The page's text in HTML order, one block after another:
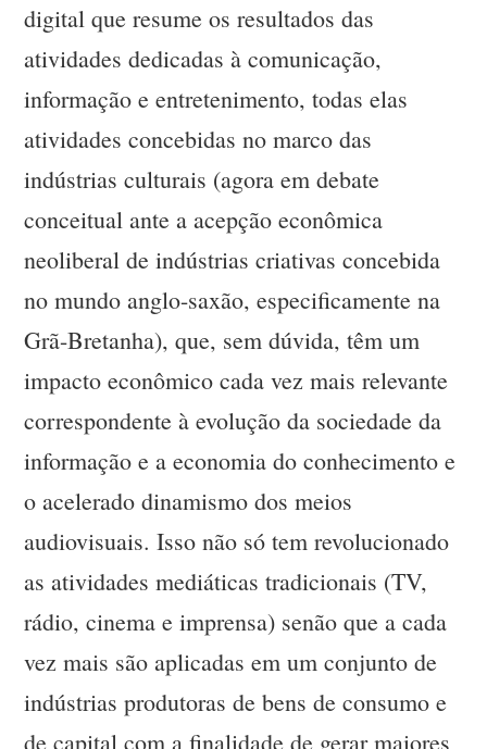
digital que resume os resultados das
atividades dedicadas à comunicação,
informação e entretenimento, todas elas
atividades concebidas no marco das
indústrias culturais (agora em debate
conceitual ante a acepção econômica
neoliberal de indústrias criativas concebida
no mundo anglo-saxão, especificamente na
Grã-Bretanha), que, sem dúvida, têm um
impacto econômico cada vez mais relevante
correspondente à evolução da sociedade da
informação e a economia do conhecimento e
o acelerado dinamismo dos meios
audiovisuais. Isso não só tem revolucionado
as atividades mediáticas tradicionais (TV,
rádio, cinema e imprensa) senão que a cada
vez mais são aplicadas em um conjunto de
indústrias produtoras de bens de consumo e
de capital com a finalidade de gerar maiores